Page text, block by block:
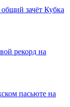
зачёт Кубка
рекорд на
пасьюте на